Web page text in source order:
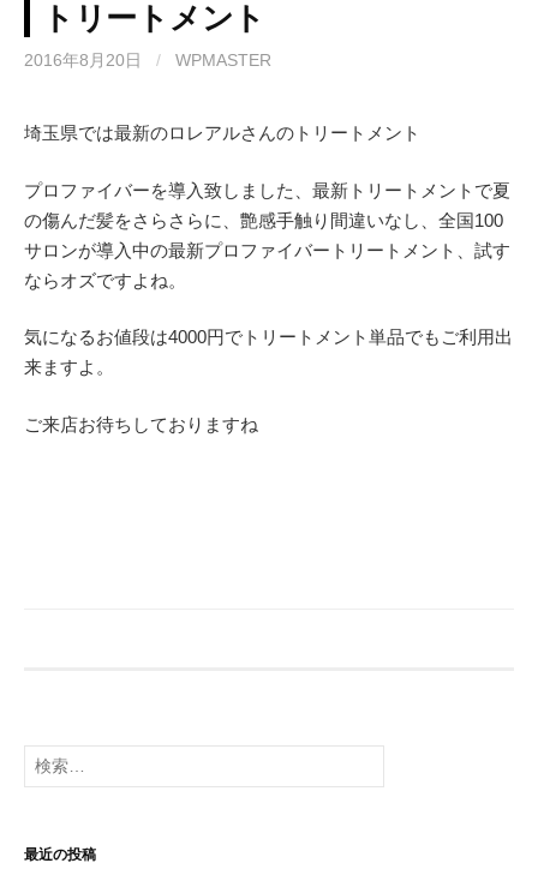
トリートメント
2016年8月20日 / WPMASTER
埼玉県では最新のロレアルさんのトリートメント
プロファイバーを導入致しました、最新トリートメントで夏
の傷んだ髪をさらさらに、艶感手触り間違いなし、全国100
サロンが導入中の最新プロファイバートリートメント、試す
ならオズですよね。
気になるお値段は4000円でトリートメント単品でもご利用出
来ますよ。
ご来店お待ちしておりますね
検
索
最近の投稿